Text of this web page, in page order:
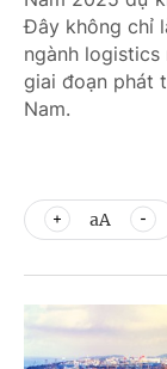
Đây không chỉ
ngành
giai đoạn phát
Nam.
aA